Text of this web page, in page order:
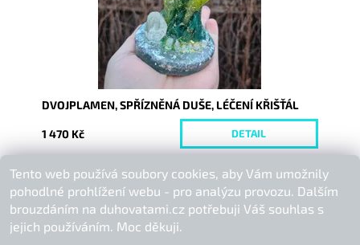
DVOJPLAMEN, SPŘÍZNĚNÁ DUŠE, LÉČENÍ KŘIŠŤÁL
1 470 Kč DETAIL
Buďte první, kdo napíše příspěvek k této položce.
Přidat komentář
Tento web používá soubory cookies, aby Vám umožnily
pohodlné prohlížení webu - pro analýzu provozu. Dalším
brouzdáním na duhovatami.cz potřebuji Váš souhlas s
jejich používáním. Moc děkuji.